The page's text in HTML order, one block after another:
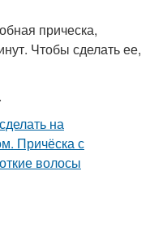
прическа,
Чтобы сделать ее,